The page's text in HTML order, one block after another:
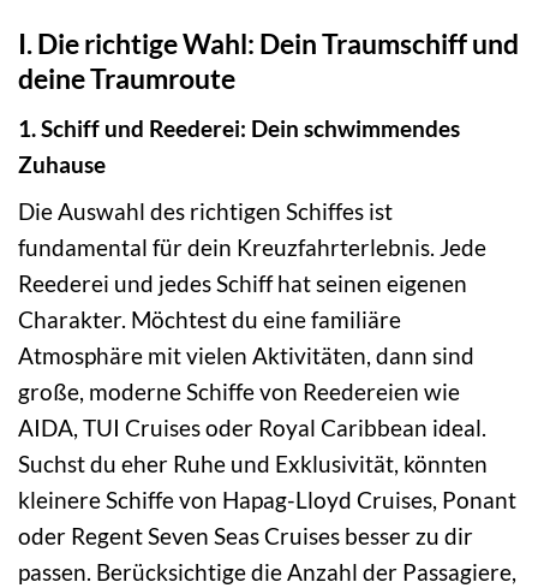
I. Die richtige Wahl: Dein Traumschiff und
deine Traumroute
1. Schiff und Reederei: Dein schwimmendes
Zuhause
Die Auswahl des richtigen Schiffes ist
fundamental für dein Kreuzfahrterlebnis. Jede
Reederei und jedes Schiff hat seinen eigenen
Charakter. Möchtest du eine familiäre
Atmosphäre mit vielen Aktivitäten, dann sind
große, moderne Schiffe von Reedereien wie
AIDA, TUI Cruises oder Royal Caribbean ideal.
Suchst du eher Ruhe und Exklusivität, könnten
kleinere Schiffe von Hapag-Lloyd Cruises, Ponant
oder Regent Seven Seas Cruises besser zu dir
passen. Berücksichtige die Anzahl der Passagiere,